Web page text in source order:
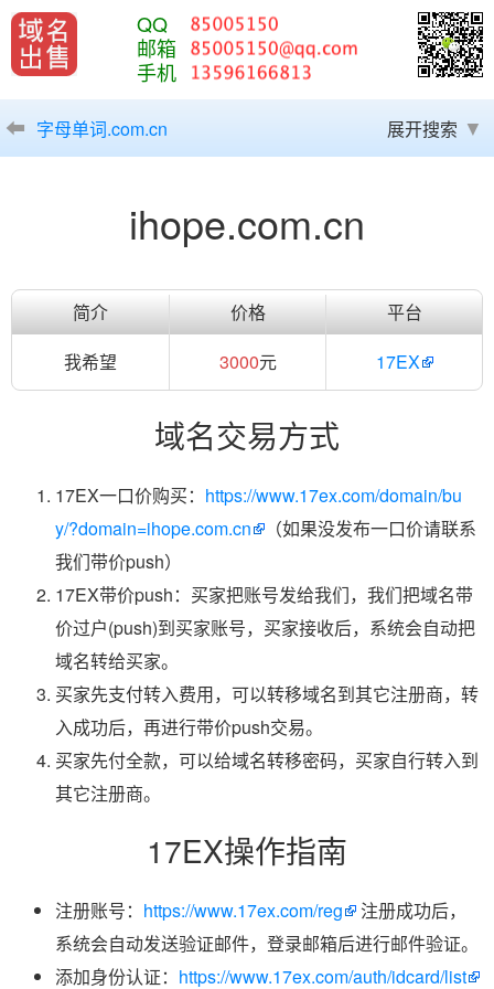
QQ
邮箱
手机
字母单词.com.cn 展开搜索
ihope.com.cn
简介 价格
平台
我希望
3000元 17EX
域名交易方式
17EX一口价购买： https://www.17ex.com/domain/bu
y/?domain=ihope.com.cn
（如果没发布一口价请联系
我们带价push）
17EX带价push：买家把账号发给我们，我们把域名带
价过户(push)到买家账号，买家接收后，系统会自动把
域名转给买家。
买家先支付转入费用，可以转移域名到其它注册商，转
入成功后，再进行带价push交易。
买家先付全款，可以给域名转移密码，买家自行转入到
其它注册商。
17EX操作指南
注册账号： https://www.17ex.com/reg
注册成功后，
系统会自动发送验证邮件，登录邮箱后进行邮件验证。
添加身份认证： https://www.17ex.com/auth/idcard/list